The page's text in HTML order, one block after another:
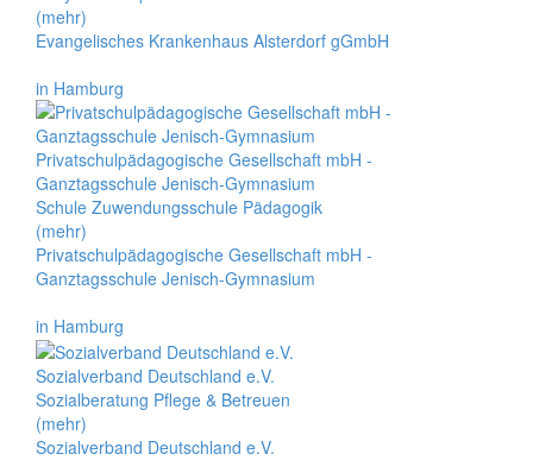
(mehr)
Evangelisches Krankenhaus Alsterdorf gGmbH
in Hamburg
Privatschulpädagogische Gesellschaft mbH -
Ganztagsschule Jenisch-Gymnasium
Schule Zuwendungsschule Pädagogik
(mehr)
Privatschulpädagogische Gesellschaft mbH -
Ganztagsschule Jenisch-Gymnasium
in Hamburg
Sozialverband Deutschland e.V.
Sozialberatung Pflege & Betreuen
(mehr)
Sozialverband Deutschland e.V.